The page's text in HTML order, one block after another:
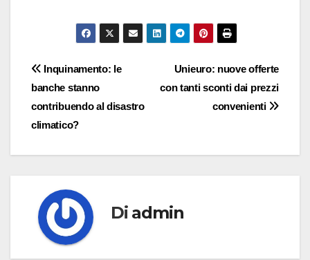
Navigazione
articoli
Unieuro: nuove offerte
con tanti sconti dai prezzi
convenienti
Inquinamento: le
banche stanno
contribuendo al disastro
climatico?
Di admin